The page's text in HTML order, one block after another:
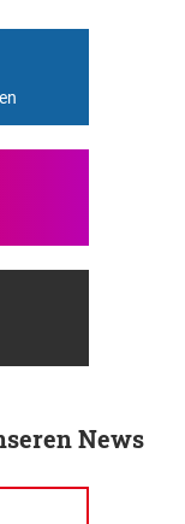
News